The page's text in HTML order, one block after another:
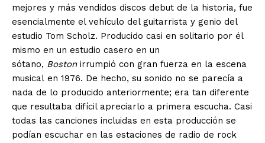
Nayarit Morelos
mejores y más vendidos discos debut de la historia, fue
esencialmente el vehículo del guitarrista y genio del
estudio Tom Scholz. Producido casi en solitario por él
mismo en un estudio casero en un
sótano, Bostonirrumpió con gran fuerza en la escena
musical en 1976. De hecho, su sonido no se parecía a
nada de lo producido anteriormente; era tan diferente
que resultaba difícil apreciarlo a primera escucha. Casi
todas las canciones incluidas en esta producción se
podían escuchar en las estaciones de radio de rock